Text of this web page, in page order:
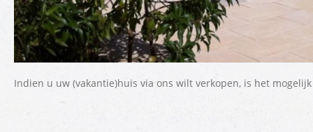
Indien u uw (vakantie)huis via ons wilt verkopen, is het